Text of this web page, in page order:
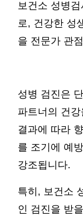
보건소 성병
로, 건강한 성
을 전문가 관
성병 검진은
파트너의 건
결과에 따라
를 조기에 예
강조됩니다.
특히, 보건소
인 검진을 받